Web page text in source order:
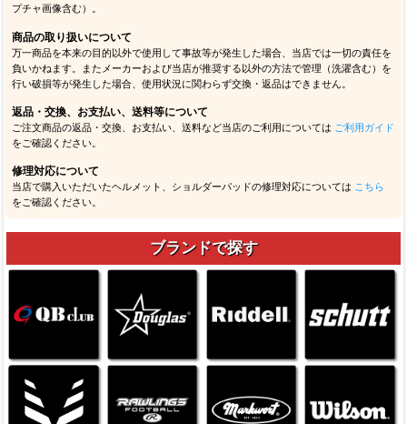
プチャ画像含む）。
商品の取り扱いについて
万一商品を本来の目的以外で使用して事故等が発生した場合、当店では一切の責任を
負いかねます。またメーカーおよび当店が推奨する以外の方法で管理（洗濯含む）を
行い破損等が発生した場合、使用状況に関わらず交換・返品はできません。
返品・交換、お支払い、送料等について
ご注文商品の返品・交換、お支払い、送料など当店のご利用については ご利用ガイド
をご確認ください。
修理対応について
当店で購入いただいたヘルメット、ショルダーパッドの修理対応については こちら
をご確認ください。
ブランドで探す